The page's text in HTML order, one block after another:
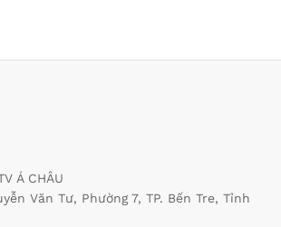
Á CHÂU
Văn Tư, Phường 7, TP. Bến Tre, Tỉnh